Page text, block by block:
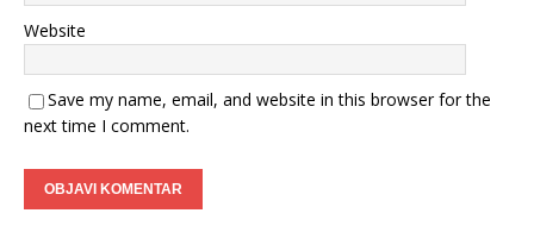
Website
Save my name, email, and website in this browser for the
next time I comment.